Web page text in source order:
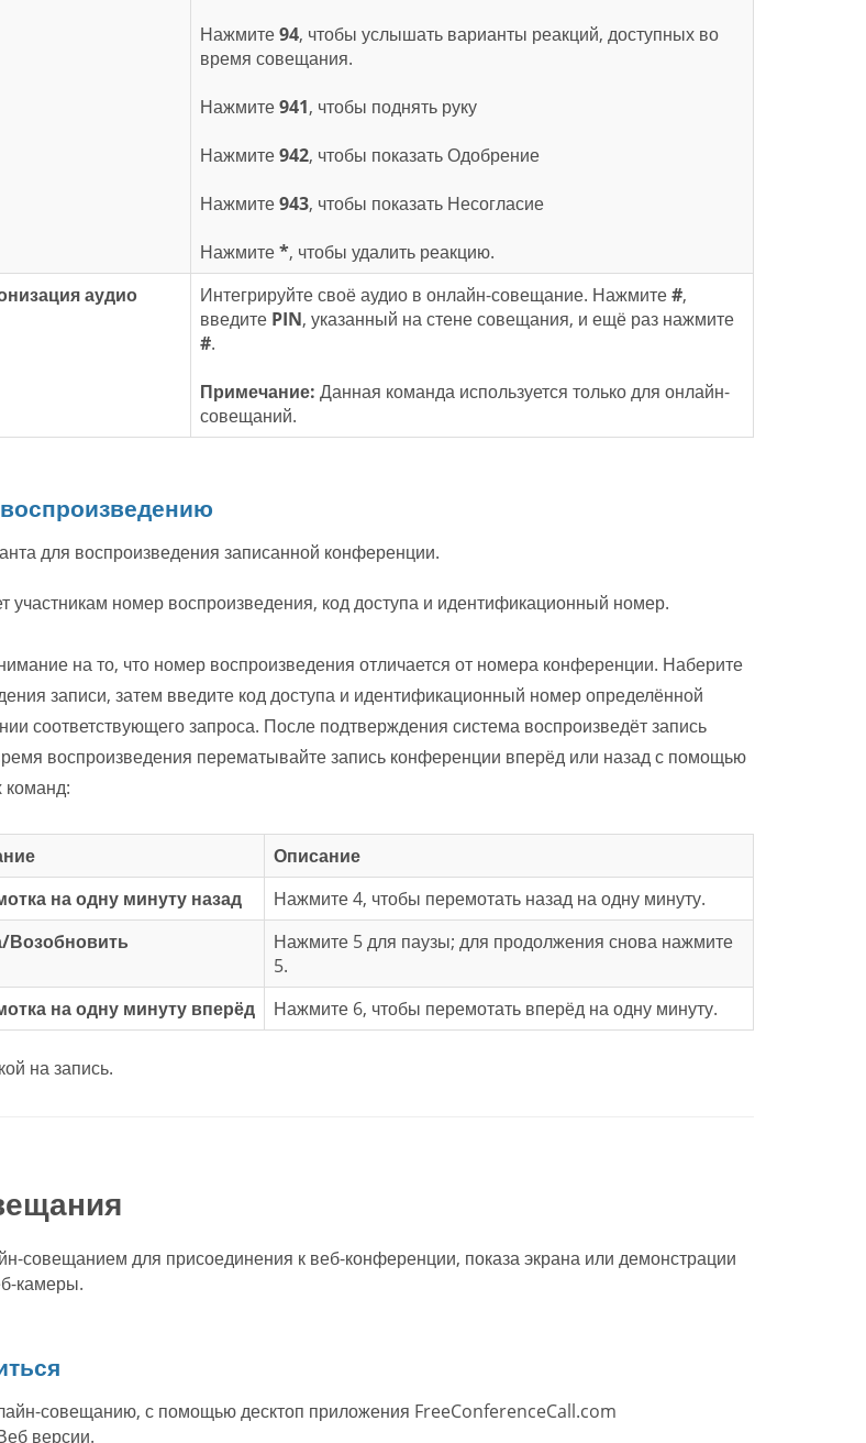
Нажмите94, чтобы услышать варианты реакций, доступных во
время совещания.
Нажмите941, чтобы поднять руку
Нажмите942, чтобы показать Одобрение
Нажмите943, чтобы показать Несогласие
Нажмите*, чтобы удалить реакцию.
аудио Интегрируйте своё аудио в онлайн-совещание. Нажмите#,
введите PIN, указанный на стене совещания, и ещё раз нажмите
#.
Примечание: Данная команда используется только для онлайн-
совещаний.
для воспроизведения записанной конференции.
участникам номер воспроизведения, код доступа и идентификационный номер.
на то, что номер воспроизведения отличается от номера конференции. Наберите
записи, затем введите код доступа и идентификационный номер определённой
соответствующего запроса. После подтверждения система воспроизведёт запись
воспроизведения перематывайте запись конференции вперёд или назад с помощью
Описание
на одну минуту назад
Нажмите 4, чтобы перемотать назад на одну минуту.
Возобновить
Нажмите 5 для паузы; для продолжения снова нажмите
5.
на одну минуту вперёд Нажмите 6, чтобы перемотать вперёд на одну минуту.
на запись.
совещанием для присоединения к веб-конференции, показа экрана или демонстрации
камеры.
совещанию, с помощью десктоп приложения FreeConferenceCall.com
версии.